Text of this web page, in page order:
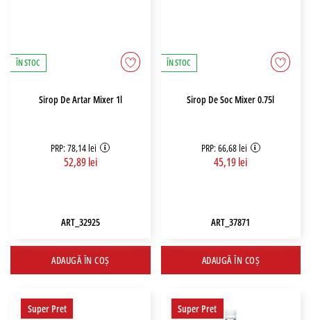
ÎN STOC
Sirop De Artar Mixer 1l
PRP: 78,14 lei
52,89 lei
ART_32925
ADAUGĂ ÎN COȘ
ÎN STOC
Sirop De Soc Mixer 0.75l
PRP: 66,68 lei
45,19 lei
ART_37871
ADAUGĂ ÎN COȘ
Super Pret Super Pret